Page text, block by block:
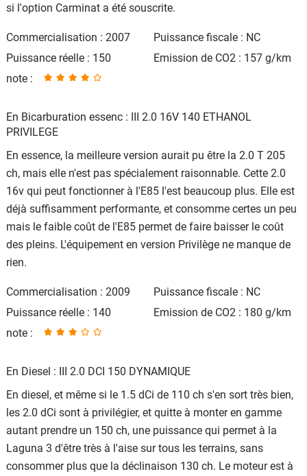
si l'option Carminat a été souscrite.
Commercialisation : 2007
Puissance fiscale : NC
Puissance réelle : 150
Emission de CO2 : 157 g/km
note :
En Bicarburation essenc : III 2.0 16V 140 ETHANOL
PRIVILEGE
En essence, la meilleure version aurait pu être la 2.0 T 205
ch, mais elle n'est pas spécialement raisonnable. Cette 2.0
16v qui peut fonctionner à l'E85 l'est beaucoup plus. Elle est
déjà suffisamment performante, et consomme certes un peu
mais le faible coût de l'E85 permet de faire baisser le coût
des pleins. L'équipement en version Privilège ne manque de
rien.
Commercialisation : 2009
Puissance fiscale : NC
Puissance réelle : 140
Emission de CO2 : 180 g/km
note :
En Diesel : III 2.0 DCI 150 DYNAMIQUE
En diesel, et même si le 1.5 dCi de 110 ch s'en sort très bien,
les 2.0 dCi sont à privilégier, et quitte à monter en gamme
autant prendre un 150 ch, une puissance qui permet à la
Laguna 3 d'être très à l'aise sur tous les terrains, sans
consommer plus que la déclinaison 130 ch. Le moteur est à